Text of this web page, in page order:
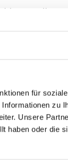
für
zu
Unsere
haben oder die
200 cm
x 200 cm
Duschen: 2
Toiletten: 2